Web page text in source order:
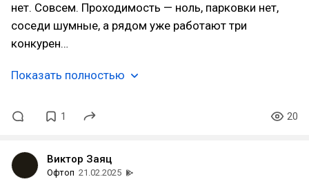
нет. Совсем. Проходимость — ноль, парковки нет,
соседи шумные, а рядом уже работают три
конкурен…
Показать полностью
1 20
Виктор Заяц
Офтоп 21.02.2025